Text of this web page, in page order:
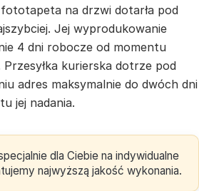
na drzwi dotarła pod
Jej wyprodukowanie
4 dni robocze od momentu
Przesyłka kurierska dotrze pod
adres maksymalnie do dwóch dni
jej nadania.
dla Ciebie na indywidualne
najwyższą jakość wykonania.